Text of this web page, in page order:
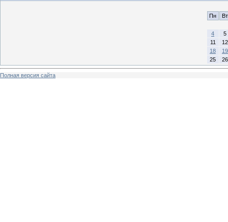
Пн Вт
4
5
11
12
18
19
25
26
Полная версия сайта